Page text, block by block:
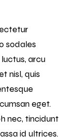
sodales
arcu
nisl, quis
eget.
nec, tincidunt
id ultrices.